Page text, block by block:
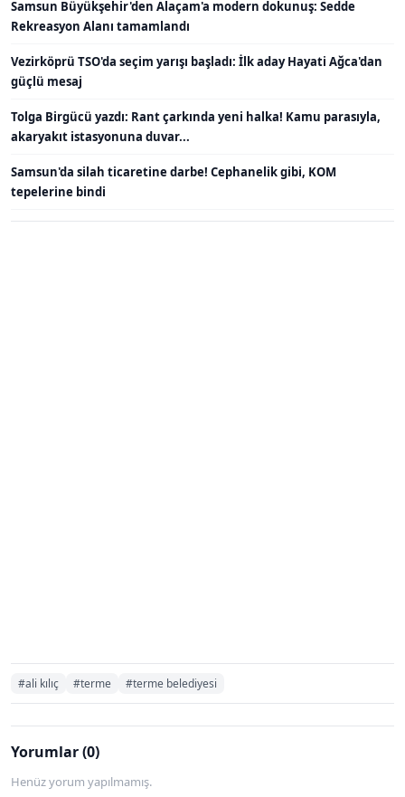
Samsun Büyükşehir'den Alaçam'a modern dokunuş: Sedde
Rekreasyon Alanı tamamlandı
Vezirköprü TSO'da seçim yarışı başladı: İlk aday Hayati Ağca'dan
güçlü mesaj
Tolga Birgücü yazdı: Rant çarkında yeni halka! Kamu parasıyla,
akaryakıt istasyonuna duvar...
Samsun'da silah ticaretine darbe! Cephanelik gibi, KOM
tepelerine bindi
#ali kılıç #terme #terme belediyesi
Yorumlar (0)
Henüz yorum yapılmamış.